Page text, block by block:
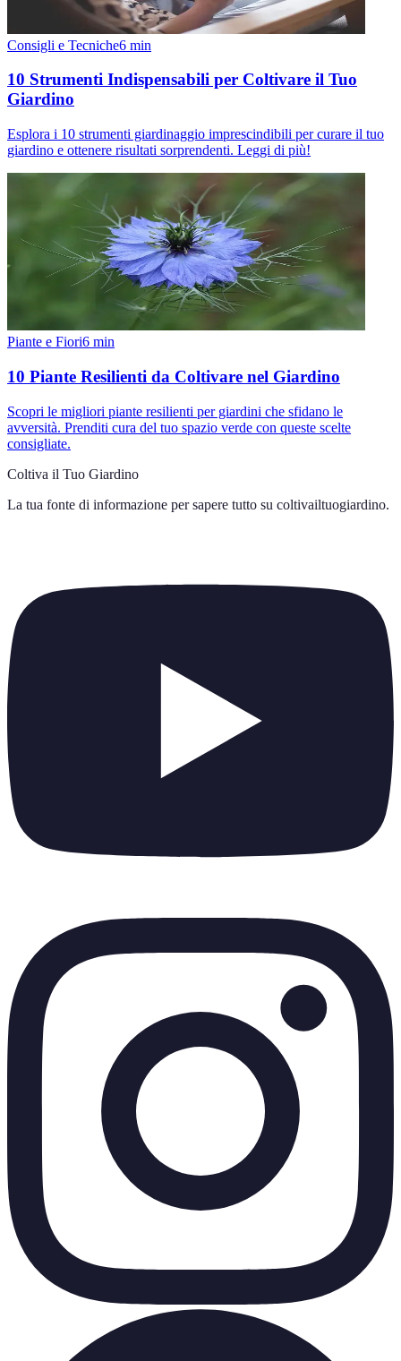
Consigli e Tecniche6 min
10 Strumenti Indispensabili per Coltivare il Tuo
Giardino
Esplora i 10 strumenti giardinaggio imprescindibili per curare il tuo
giardino e ottenere risultati sorprendenti. Leggi di più!
Piante e Fiori6 min
10 Piante Resilienti da Coltivare nel Giardino
Scopri le migliori piante resilienti per giardini che sfidano le
avversità. Prenditi cura del tuo spazio verde con queste scelte
consigliate.
Coltiva il Tuo Giardino
La tua fonte di informazione per sapere tutto su coltivailtuogiardino.